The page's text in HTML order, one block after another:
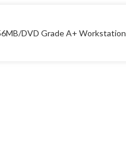
DVD Grade A+ Workstation